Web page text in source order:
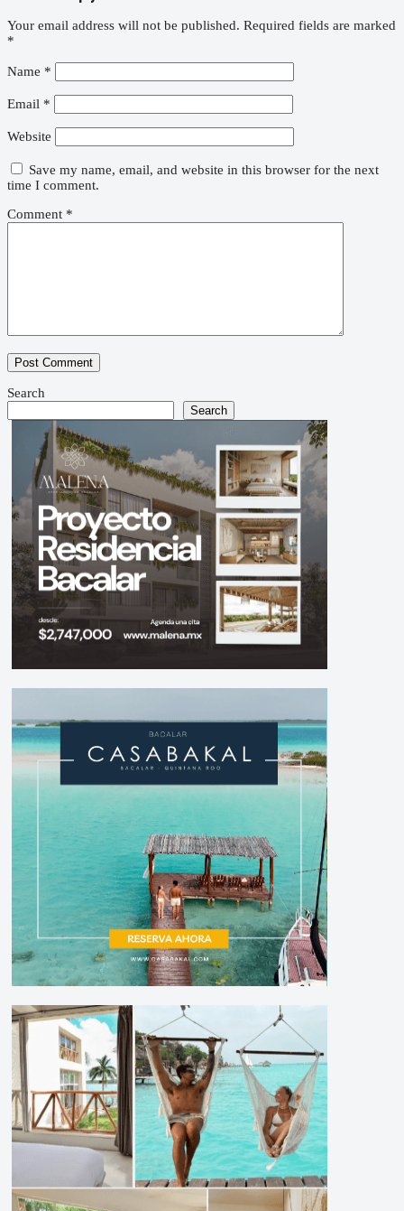
Your email address will not be published. Required fields are marked
*
Name *
Email *
Website
Save my name, email, and website in this browser for the next
time I comment.
Comment *
Search
Search